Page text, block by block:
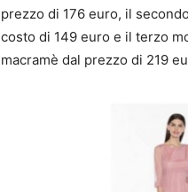
prezzo di 176 euro, il
costo di 149 euro e il terzo
macramè dal prezzo di 219